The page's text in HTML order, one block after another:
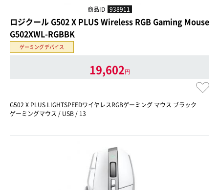
商品ID 938911
ロジクール G502 X PLUS Wireless RGB Gaming Mouse
G502XWL-RGBBK
ゲーミングデバイス
19,602円
G502 X PLUS LIGHTSPEEDワイヤレスRGBゲーミング マウス ブラック
ゲーミングマウス / USB / 13